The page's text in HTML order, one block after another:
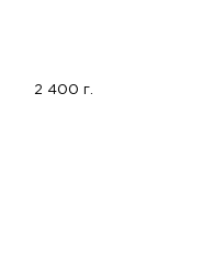
2 400 г.